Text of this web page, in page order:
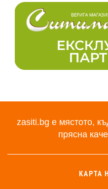
zasiti.bg е мястото,
прясна
КАРТА